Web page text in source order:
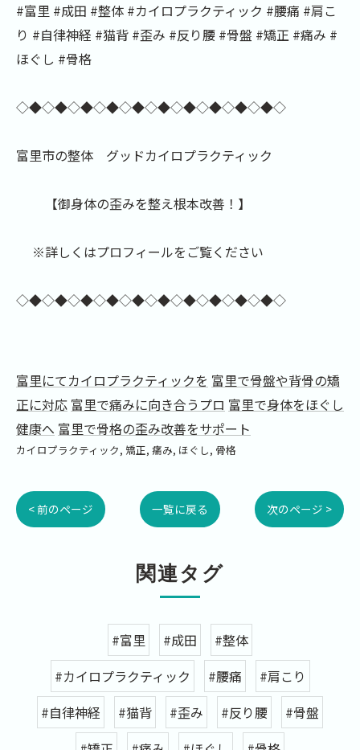
#富里 #成田 #整体 #カイロプラクティック #腰痛 #肩こ
り #自律神経 #猫背 #歪み #反り腰 #骨盤 #矯正 #痛み #
ほぐし #骨格
◇◆◇◆◇◆◇◆◇◆◇◆◇◆◇◆◇◆◇◆◇
富里市の整体 グッドカイロプラクティック
【御身体の歪みを整え根本改善！】
※詳しくはプロフィールをご覧ください
◇◆◇◆◇◆◇◆◇◆◇◆◇◆◇◆◇◆◇◆◇
富里にてカイロプラクティックを 富里で骨盤や背骨の矯
正に対応 富里で痛みに向き合うプロ 富里で身体をほぐし
健康へ 富里で骨格の歪み改善をサポート
カイロプラクティック 矯正 痛み ほぐし 骨格
< 前のページ 一覧に戻る 次のページ >
関連タグ
#富里 #成田
#整体
#カイロプラクティック
#腰痛
#肩こり
#自律神経
#猫背 #歪み #反り腰
#骨盤